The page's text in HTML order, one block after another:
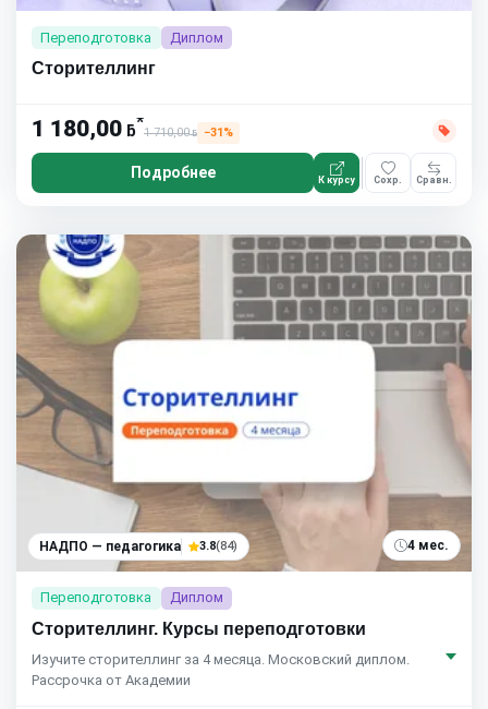
Переподготовка Диплом
Сторителлинг
1 180,00 ƃ*
1 710,00ƃ −31%
Подробнее К курсу Сохр. Сравн.
НАДПО — педагогика 3.8(84) 4 мес.
Переподготовка Диплом
Сторителлинг. Курсы переподготовки
Изучите сторителлинг за 4 месяца. Московский диплом.
Рассрочка от Академии